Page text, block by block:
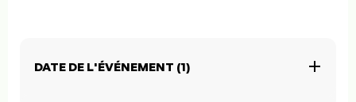
DATE DE L'ÉVÉNEMENT (1)